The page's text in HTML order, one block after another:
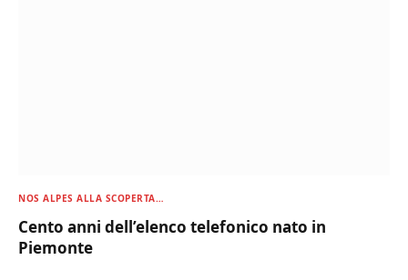
NOS ALPES ALLA SCOPERTA…
Cento anni dell’elenco telefonico nato in
Piemonte